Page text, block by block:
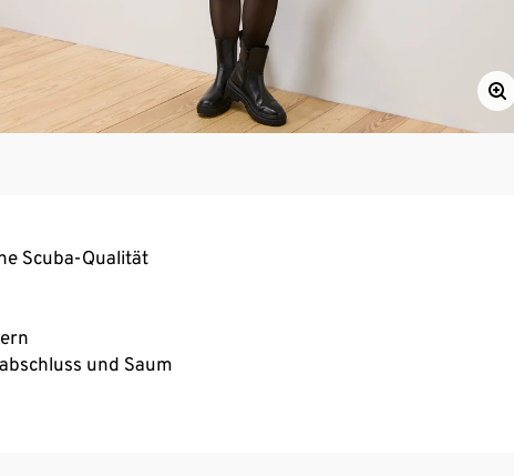
Scuba-Qualität
und Saum
perfekter Sitz, hoher Tragekomfort